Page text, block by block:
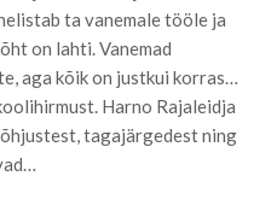
ta vanemale tööle ja
on lahti. Vanemad
aga kõik on justkui korras…
Harno Rajaleidja
tagajärgedest ning